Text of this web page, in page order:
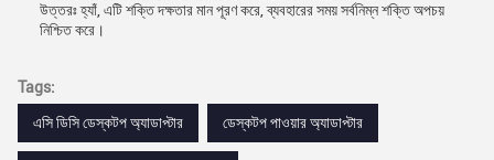
উত্তরঃ হ্যাঁ, এটি শক্তি দক্ষতার মান পূরণ করে, ব্যবহারের সময় সর্বনিম্ন শক্তি অপচয়
নিশ্চিত করে।
Tags:
এসি ডিসি ডেস্কটপ অ্যাডাপ্টার
ডেস্কটপ পাওয়ার অ্যাডাপ্টার